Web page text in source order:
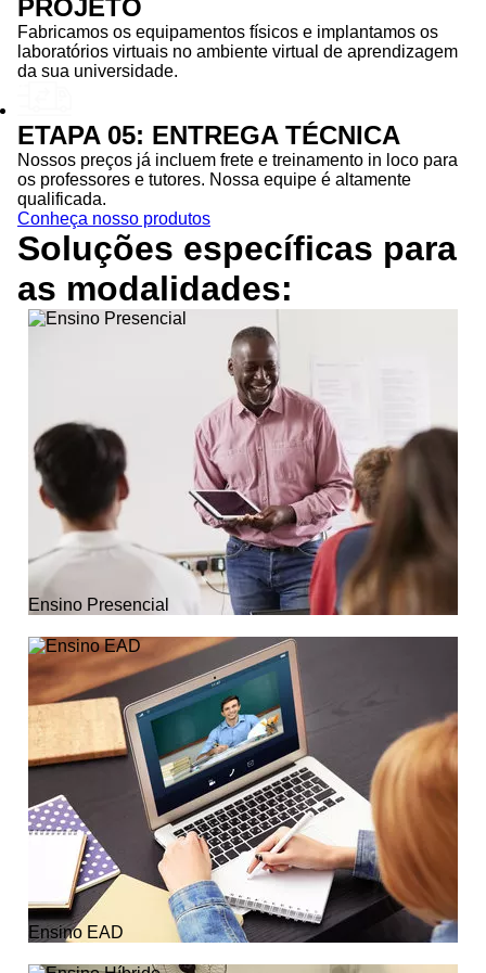
PROJETO
Fabricamos os equipamentos físicos e implantamos os
laboratórios virtuais no ambiente virtual de aprendizagem
da sua universidade.
ETAPA 05: ENTREGA TÉCNICA
Nossos preços já incluem frete e treinamento in loco para
os professores e tutores. Nossa equipe é altamente
qualificada.
Conheça nosso produtos
Soluções específicas para
as modalidades:
Ensino Presencial
Ensino EAD